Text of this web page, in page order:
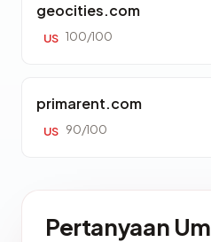
geocities.com
US 100/100
primarent.com
US 90/100
Pertanyaan